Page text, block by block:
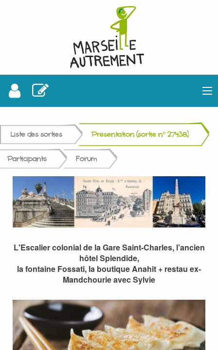
Liste des sorties Présentation (sortie n° 27438)
Participants Forum
L'Escalier colonial de la Gare Saint-Charles, l’ancien
hôtel Splendide,
la fontaine Fossati, la boutique Anahit + restau ex-
Mandchourie avec Sylvie